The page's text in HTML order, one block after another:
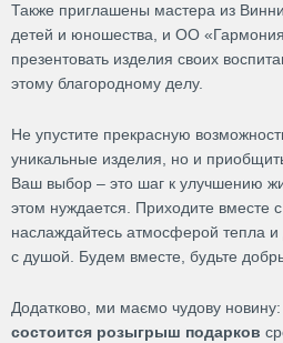
Также приглашены мастера из
детей и юношества, и ОО
презентовать изделия своих
этому благородному делу.
Не упустите прекрасную
уникальные изделия, но и
Ваш выбор – это шаг к улучшению
этом нуждается. Приходите вместе
наслаждайтесь атмосферой тепла
с душой. Будем вместе, будьте
Додатково, ми маємо чудову новину:
состоится розыгрыш подарков